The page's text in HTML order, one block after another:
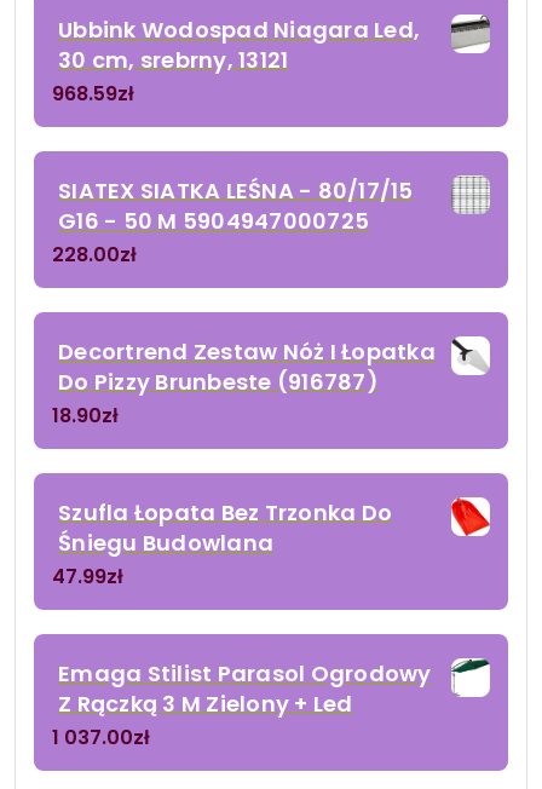
Ubbink Wodospad Niagara Led,
30 cm, srebrny, 13121
968.59zł
SIATEX SIATKA LEŚNA - 80/17/15
G16 - 50 M 5904947000725
228.00zł
Decortrend Zestaw Nóż I Łopatka
Do Pizzy Brunbeste (916787)
18.90zł
Szufla Łopata Bez Trzonka Do
Śniegu Budowlana
47.99zł
Emaga Stilist Parasol Ogrodowy
Z Rączką 3 M Zielony + Led
1 037.00zł